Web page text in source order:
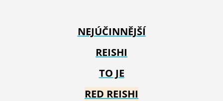
NEJÚČINNĚJŠÍ
REISHI
TO JE
RED REISHI